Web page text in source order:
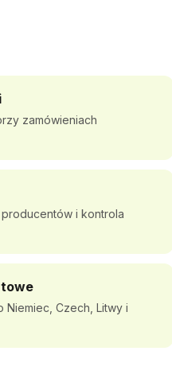
zamówieniach
i kontrola
Niemiec, Czech, Litwy i